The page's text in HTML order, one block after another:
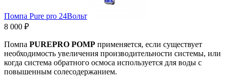
Помпа Pure pro 24Вольт
8 000 ₽
Помпа PUREPRO POMP применяется, если существует
необходимость увеличения производительности системы, или
когда система обратного осмоса используется для воды с
повышенным солесодержанием.